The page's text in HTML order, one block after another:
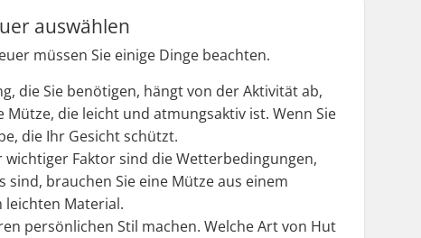
auswählen
müssen Sie einige Dinge beachten.
die Sie benötigen, hängt von der Aktivität ab,
die leicht und atmungsaktiv ist. Wenn Sie
die Ihr Gesicht schützt.
wichtiger Faktor sind die Wetterbedingungen,
brauchen Sie eine Mütze aus einem
leichten Material.
persönlichen Stil machen. Welche Art von Hut